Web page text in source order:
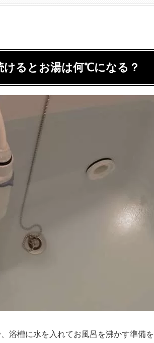
るとお湯は何℃になる？
浴槽に水を入れてお風呂を沸かす準備